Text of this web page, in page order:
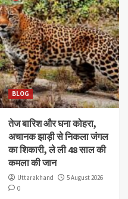
BLOG
तेज बारिश और घना कोहरा,
अचानक झाड़ी से निकला जंगल
का शिकारी, ले ली 48 साल की
कमला की जान
Uttarakhand
5 August 2026
0